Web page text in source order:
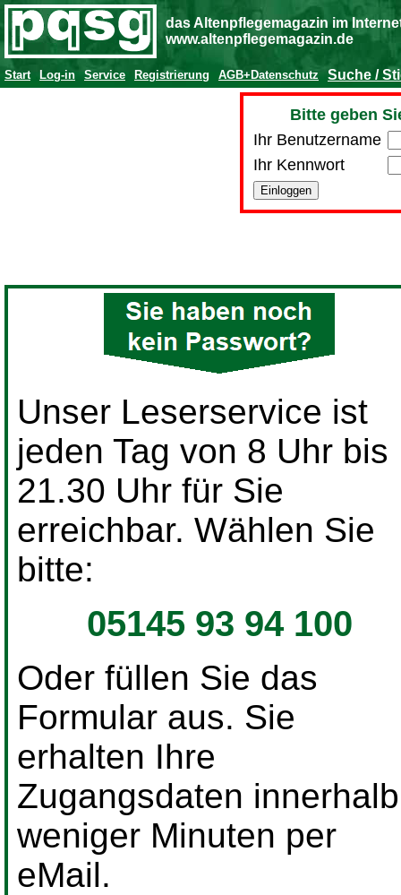
das Altenpflegemagazin im
www.altenpflegemagazin.de
Start Log-in Service Registrierung AGB+Datenschutz Suche /
Bitte geben
Ihr Benutzername
Ihr Kennwort
Unser Leserservice ist
jeden Tag von 8 Uhr bis
21.30 Uhr für Sie
erreichbar. Wählen Sie
bitte:
05145 93 94 100
Oder füllen Sie das
Formular aus. Sie
erhalten Ihre
Zugangsdaten innerhalb
weniger Minuten per
eMail.